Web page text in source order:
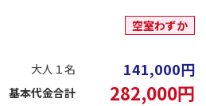
空室わずか
大人１名 141,000円
基本代金合計 282,000円